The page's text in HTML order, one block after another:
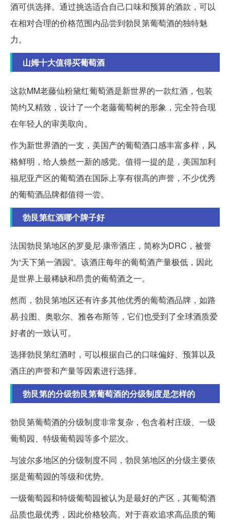
酒可供选择。通过挑选适合自己口味和预算的酒款，可以
在相对合理的价格范围内品尝到勃艮第葡萄酒的独特魅
力。
山姆十大值得买葡萄酒
这款MM老藤仙粉黛红葡萄酒是新世界的一款红酒，包装
简约又精致，设计了一个老藤葡萄树的形象，完全符合现
在年轻人的审美取向。
作为新世界酒的一支，美国产的葡萄酒口感丰富多样，风
格鲜明，给人焕然一新的感觉。值得一提的是，美国加利
福尼亚产区的葡萄酒在国际上享有很高的声誉，不少优秀
的葡萄酒品牌都值得一尝。
勃艮第红酒哪个牌子好
法国勃艮第地区的罗曼尼·康帝酒庄，简称为DRC，被誉
为“天下第一酒园”。该酒庄每年的葡萄酒产量极低，因此
是世界上最稀缺和昂贵的葡萄酒之一。
然而，勃艮第地区还有许多其他优秀的葡萄酒品牌，如路
易·拉图、奥歌尔、雅各布斯等，它们也受到了全球酒质爱
好者的一致认可。
选择勃艮第红酒时，可以根据自己的口味偏好、预算以及
酒庄的声誉和产量等因素进行选择。
勃艮第的分级勃艮第葡萄酒的分级制度是怎样的
勃艮第葡萄酒的分级制度非常复杂，包含着村庄级、一级
葡萄园、特级葡萄园等多个层次。
与波尔多地区的分级制度不同，勃艮第地区的分级主要依
据是葡萄园的等级和优势。
一级葡萄园和特级葡萄园被认为是最好的产区，其葡萄酒
品质也最优秀，因此价格较高。对于喜欢追求高品质的葡